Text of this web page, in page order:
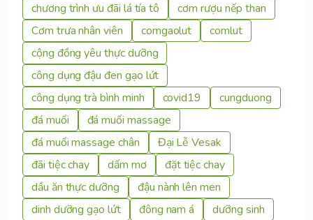
chương trình ưu đãi lá tía tô
cơm rượu nếp than
Cơm trưa nhân viên
comgaolut
comlut
cộng đồng yêu thực dưỡng
công dụng đậu đen gạo lứt
công dụng trà bình minh
covid19
cungduong
đá muối
đá muối massage
đá muối massage chân
Đại Lễ Vesak
đãi tiệc chay
dấm mơ
đặt tiệc chay
dầu ăn thực dưỡng
đậu nành lên men
dinh dưỡng gạo lứt
đông nam á dưỡng sinh